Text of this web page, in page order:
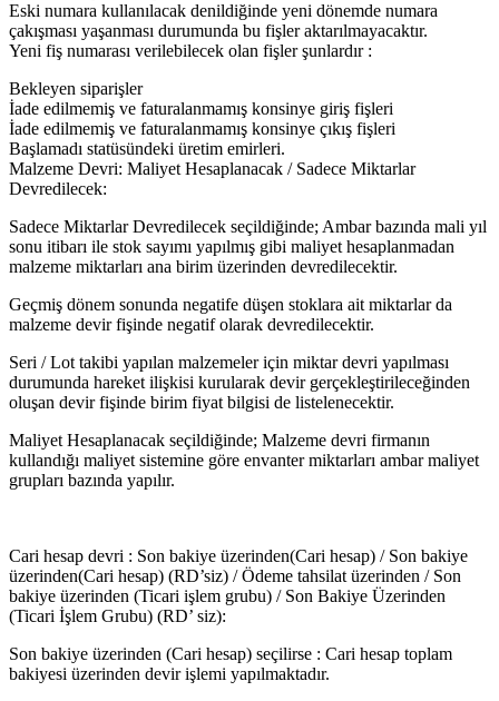
Eski numara kullanılacak denildiğinde yeni dönemde numara
çakışması yaşanması durumunda bu fişler aktarılmayacaktır.
Yeni fiş numarası verilebilecek olan fişler şunlardır :
Bekleyen siparişler
İade edilmemiş ve faturalanmamış konsinye giriş fişleri
İade edilmemiş ve faturalanmamış konsinye çıkış fişleri
Başlamadı statüsündeki üretim emirleri.
Malzeme Devri: Maliyet Hesaplanacak / Sadece Miktarlar
Devredilecek:
Sadece Miktarlar Devredilecek seçildiğinde; Ambar bazında mali yıl
sonu itibarı ile stok sayımı yapılmış gibi maliyet hesaplanmadan
malzeme miktarları ana birim üzerinden devredilecektir.
Geçmiş dönem sonunda negatife düşen stoklara ait miktarlar da
malzeme devir fişinde negatif olarak devredilecektir.
Seri / Lot takibi yapılan malzemeler için miktar devri yapılması
durumunda hareket ilişkisi kurularak devir gerçekleştirileceğinden
oluşan devir fişinde birim fiyat bilgisi de listelenecektir.
Maliyet Hesaplanacak seçildiğinde; Malzeme devri firmanın
kullandığı maliyet sistemine göre envanter miktarları ambar maliyet
grupları bazında yapılır.
Cari hesap devri : Son bakiye üzerinden(Cari hesap) / Son bakiye
üzerinden(Cari hesap) (RD’siz) / Ödeme tahsilat üzerinden / Son
bakiye üzerinden (Ticari işlem grubu) / Son Bakiye Üzerinden
(Ticari İşlem Grubu) (RD’ siz):
Son bakiye üzerinden (Cari hesap) seçilirse : Cari hesap toplam
bakiyesi üzerinden devir işlemi yapılmaktadır.